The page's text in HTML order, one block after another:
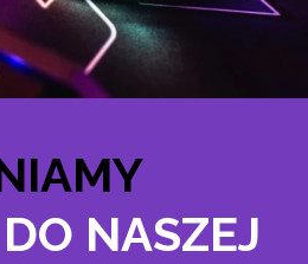
NASZEJ